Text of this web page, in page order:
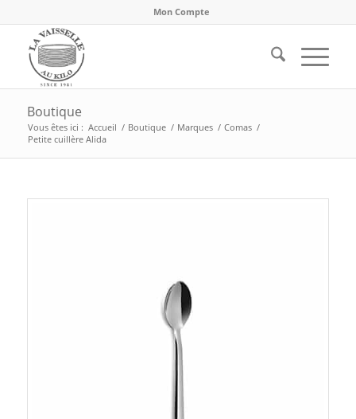
Mon Compte
Boutique
Vous êtes ici : Accueil / Boutique / Marques / Comas /
Petite cuillère Alida